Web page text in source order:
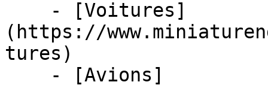
(https://
tures)